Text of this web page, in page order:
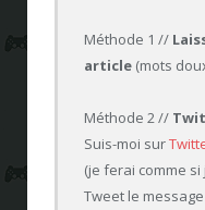
Méthode 1 //
article (mots
Méthode 2 //
Suis-moi sur
(je ferai comme si
Tweet le